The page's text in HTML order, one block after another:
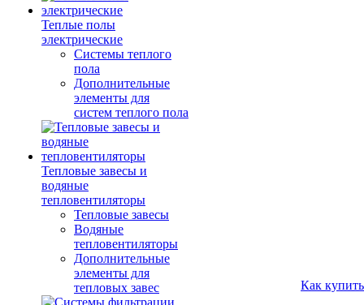
Теплые полы
электрические
Системы теплого
пола
Дополнительные
элементы для
систем теплого пола
Тепловые завесы и
водяные
тепловентиляторы
Тепловые завесы
Водяные
тепловентиляторы
Дополнительные
элементы для
тепловых завес
Как купить